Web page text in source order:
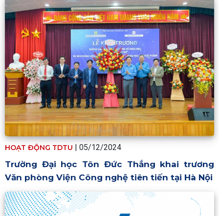
HOẠT ĐỘNG TDTU | 05/12/2024
Trường Đại học Tôn Đức Thắng khai trương
Văn phòng Viện Công nghệ tiên tiến tại Hà Nội